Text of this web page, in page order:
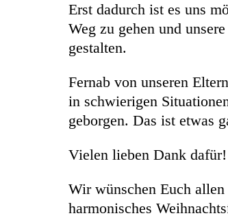
Erst dadurch ist es uns
Weg zu gehen und
gestalten.
Fernab von unseren
in schwierigen
geborgen. Das ist etwas
Vielen lieben Dank dafür!
Wir wünschen Euch
harmonisches